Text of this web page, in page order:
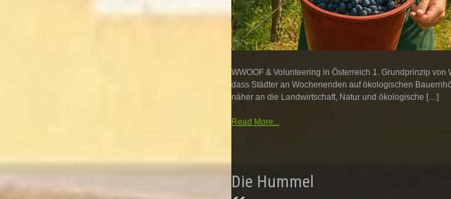
WWOOF & Volunteering in Österreich 1. Grundprinzip
dass Städter an Wochenenden auf ökologischen
näher an die Landwirtschaft, Natur und ökologische […]
Read More...
Die Hummel